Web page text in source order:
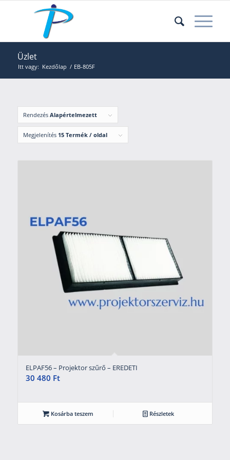
Üzlet
Itt vagy: Kezdőlap / EB-805F
Rendezés Alapértelmezett
Megjelenítés 15 Termék / oldal
ELPAF56 – Projektor szűrő – EREDETI
30 480 Ft
Kosárba teszem Részletek